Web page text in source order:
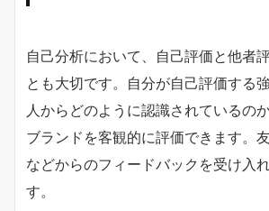
自己分析において、自己評価と他者
とも大切です。自分が自己評価する
人からどのように認識されているの
ブランドを客観的に評価できます。
などからのフィードバックを受け入
す。